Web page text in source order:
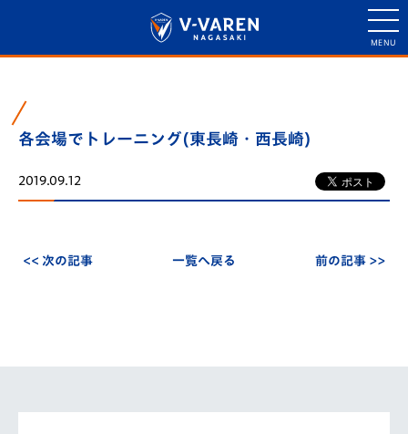
各会場でトレーニング(東長崎・西長崎)
2019.09.12
<< 次の記事 一覧へ戻る 前の記事 >>